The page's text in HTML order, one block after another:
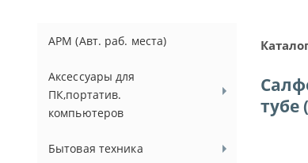
АРМ (Авт. раб. места)
Аксессуары для
ПК,портатив.
компьютеров
Бытовая техника
тубе